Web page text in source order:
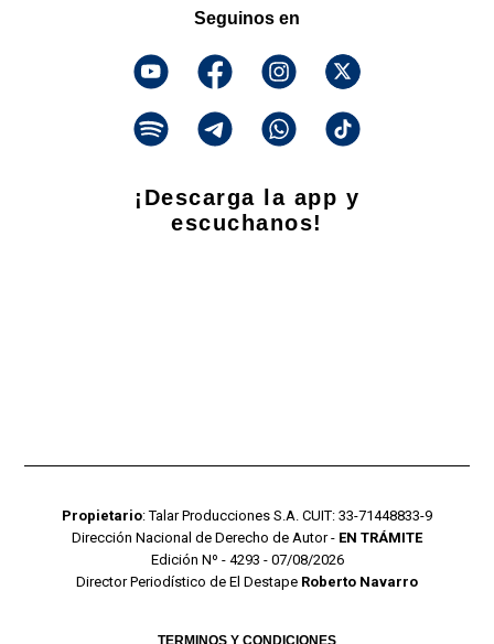
Seguinos en
¡Descarga la app y
escuchanos!
Propietario: Talar Producciones S.A. CUIT: 33-71448833-9
Dirección Nacional de Derecho de Autor - EN TRÁMITE
Edición Nº - 4293 - 07/08/2026
Director Periodístico de El Destape Roberto Navarro